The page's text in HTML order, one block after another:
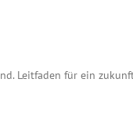
Leitfaden für ein